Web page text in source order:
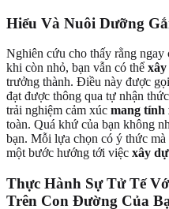
Hiểu Và Nuôi Dưỡng
Nghiên cứu cho thấy rằng ngay
khi còn nhỏ, bạn vẫn có thể xây
trưởng thành. Điều này được
đạt được thông qua tự nhận
trải nghiệm cảm xúc mang tính
toàn. Quá khứ của bạn không
bạn. Mỗi lựa chọn có ý thức
một bước hướng tới việc xây
Thực Hành Sự Tử Tế
Trên Con Đường Của